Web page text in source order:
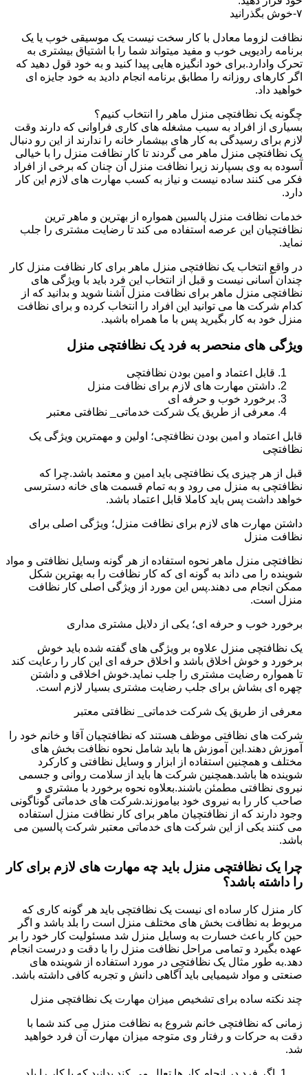
۷-خوش بگذرانید
نظافت لزوما معادل با کار سخت نیست یک موسیقی خوب یا یک
برنامه رادیویی خوب و مفید میتواند شما را با اشتیاق بیشتری به
تحرک وادارد.برای خود انگیزه هایی پیدا کنید و به خود قول دهید که
اگر کارهای روزانه را مطابق برنامه انجام دادید به خود جایزه ای
خواهید داد.
چگونه یک نظافتچی منزل ماهر را انتخاب کنیم؟
بسیاری از افراد به سبب مشغله های کاری فراوانی که دارند وقت
لازم برای رسیدگی به کار های بیشمار خانه را ندارند از این رو دنبال
یک نظافتچی منزل ماهر می گردند تا کار نظافت منزل را با خیالی
آسوده به وی بسپارند زیرا نظافت منزل آن چنان که برخی از افراد
فکر می کنند ساده نیست و نیاز به کسب مهارت های لازم این کار
دارد.
خدمات نظافت منزل پالسین همواره از بهترین و ماهر ترین
نظافتچیان این عرصه استفاده می کند تا رضایت مشتری را جلب
نماید.
در واقع انتخاب یک نظافتچی منزل ماهر برای کار نظافت منزل کار
چندان آسانی نیست و قبل از انتخاب این فرد باید با ویژگی های
نظافتچی منزل ماهر برای نظافت منزل آشنا شوید و بدانید که از
کدام شرکت ها می توانید این افراد را انتخاب کرده و برای نظافت
منزل خود به کار بگیرید پس با ما همراه باشید.
ویژگی های منحصر به فرد یک نظافتچی منزل
قابل اعتماد و امین بودن نظافتچی
داشتن مهارت های لازم برای نظافت منزل
برخورد خوب و حرفه ای
معرفی از طریق یک شرکت خدماتی_ نظافتی معتبر
قابل اعتماد و امین بودن نظافتچی؛ اولین و مهمترین ویژگی یک
نظافتچی
قبل از هر چیزی یک نظافتچی باید امین و معتمد باشد.چرا که
نظافتچی به منزل می رود و به تمام قسمت های خانه دسترسی
خواهد داشت پس باید کاملا قابل اعتماد باشد.
داشتن مهارت های لازم برای نظافت منزل؛ ویژگی اصلی برای
نظافت منزل
نظافتچی منزل ماهر نحوه استفاده از هر گونه وسایل نظافتی و مواد
شوینده را می داند به گونه ای که کار نظافت را به بهترین شکل
ممکن انجام می دهند.پس این مورد از ویژگی اصلی کار نظافت
منزل است.
برخورد خوب و حرفه ای؛ یکی از دلایل مشتری مداری
یک نظافتچی منزل علاوه بر ویژگی های گفته شده باید خوش
برخورد و خوش اخلاق باشد و اخلاق حرفه ای این کار را رعایت کند
تا همواره رضایت مشتری را جلب نماید.خوش اخلاقی و داشتن
چهره ای بشاش برای جلب رضایت مشتری بسیار لازم است.
معرفی از طریق یک شرکت خدماتی_ نظافتی معتبر
شرکت های نظافتی موظف هستند که نظافتچیان آقا و خانم خود را
آموزش دهند.این آموزش ها باید شامل نحوه نظافت بخش های
مختلف و همچنین استفاده از ابزار و وسایل نظافتی و کارکرد
شوینده ها باشد.همچنین شرکت ها باید از سلامت روانی و جسمی
نیروی نظافتی مطمئن باشند.بعلاوه نحوه برخورد با مشتری و
صاحب کار را به نیروی خود بیاموزند.شرکت های خدماتی گوناگونی
وجود دارند که از نظافتچیان ماهر برای کار نظافت منزل استفاده
می کنند یکی از این شرکت های خدماتی معتبر شرکت پالسین می
باشد.
چرا یک نظافتچی منزل باید چه مهارت های لازم برای کار
را داشته باشد؟
کار منزل کار ساده ای نیست یک نظافتچی باید هر گونه کاری که
مربوط به نظافت بخش های مختلف منزل است را بلد باشد و اگر
حین کار باعث خسارت به وسایل منزل شد مسئولیت کار خود را بر
عهده بگیرد و تمامی مراحل نظافت منزل را با دقت و درست انجام
دهد.به طور مثال یک نظافتچی در مورد استفاده از شوینده های
صنعتی و مواد شیمیایی باید آگاهی دانش و تجربه کافی داشته باشد.
چند نکته ساده برای تشخیص میزان مهارت یک نظافتچی منزل
زمانی که نظافتچی خانم شروع به نظافت منزل می کند شما با
دقت به حرکات و رفتار وی متوجه میزان مهارت آن فرد خواهید
شد.